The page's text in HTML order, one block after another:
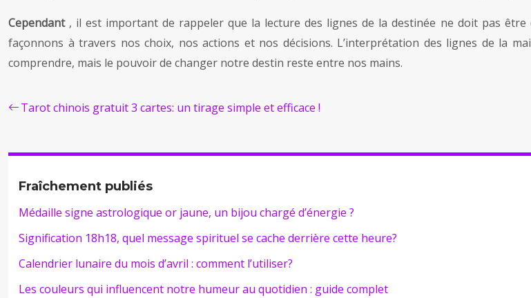
Cependant , il est important de rappeler que la lecture des lignes de la destinée ne doit pas
façonnons à travers nos choix, nos actions et nos décisions. L’interprétation des lignes de la
comprendre, mais le pouvoir de changer notre destin reste entre nos mains.
Tarot chinois gratuit 3 cartes: un tirage simple et efficace !
Fraîchement publiés
Médaille signe astrologique or jaune, un bijou chargé d’énergie ?
Signification 18h18, quel message spirituel se cache derrière cette heure?
Calendrier lunaire du mois d’avril : comment l’utiliser?
Les couleurs qui influencent notre humeur au quotidien : guide complet